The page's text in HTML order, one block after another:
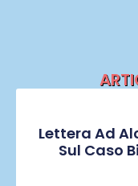
Lettera Ad
Sul Caso